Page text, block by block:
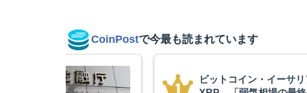
CoinPostで今最も読まれています
ーサリアム・
アーサー・ヘイ